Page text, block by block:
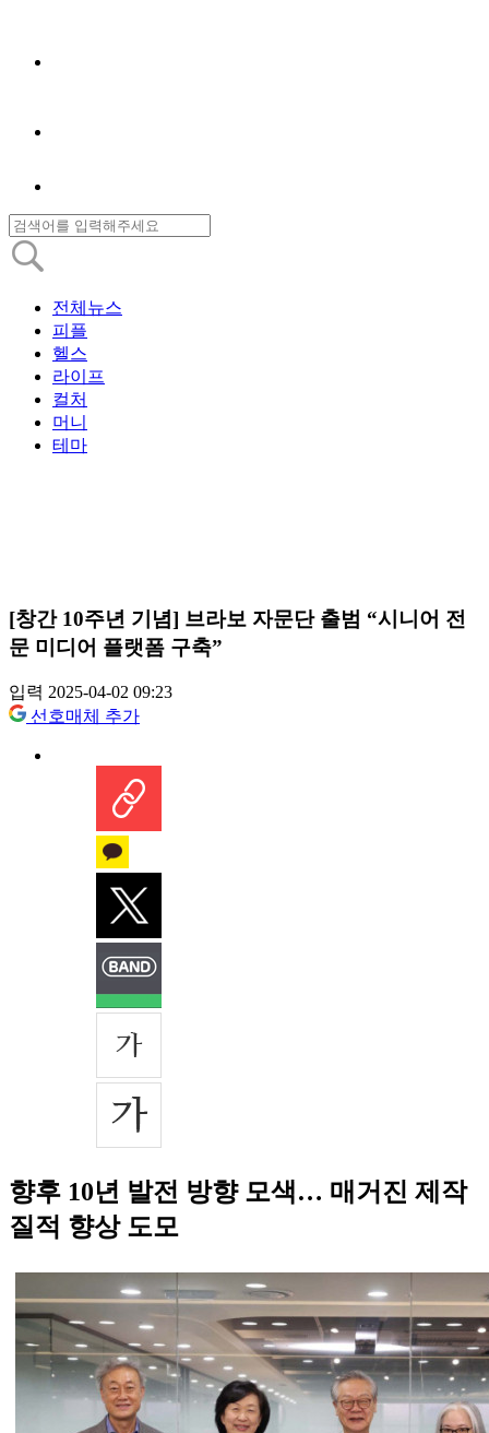
전체뉴스
피플
헬스
라이프
컬처
머니
테마
[창간 10주년 기념] 브라보 자문단 출범 “시니어 전
문 미디어 플랫폼 구축”
입력 2025-04-02 09:23
선호매체 추가
향후 10년 발전 방향 모색… 매거진 제작
질적 향상 도모